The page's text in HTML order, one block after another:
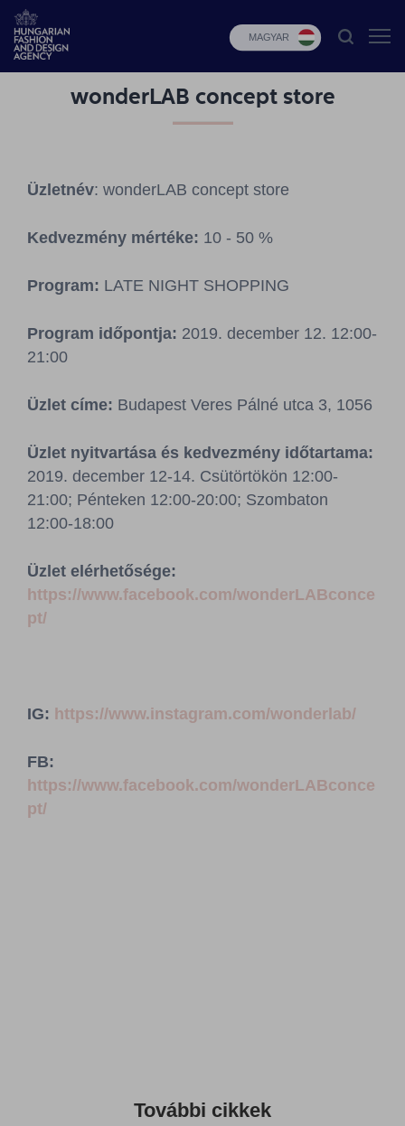
MAGYAR
HFDA
Design
Select
Hírek
Sajtószoba
Kapcsolat
360DBPHFDASPOT
wonderLAB concept store
Üzletnév: wonderLAB concept store
Kedvezmény mértéke: 10 - 50 %
Program: LATE NIGHT SHOPPING
Program időpontja: 2019. december 12. 12:00-
21:00
Üzlet címe: Budapest Veres Pálné utca 3, 1056
Üzlet nyitvartása és kedvezmény időtartama:
2019. december 12-14. Csütörtökön 12:00-
21:00; Pénteken 12:00-20:00; Szombaton
12:00-18:00
Üzlet elérhetősége:
https://www.facebook.com/wonderLABconce
pt/
IG: https://www.instagram.com/wonderlab/
FB:
https://www.facebook.com/wonderLABconce
pt/
További cikkek